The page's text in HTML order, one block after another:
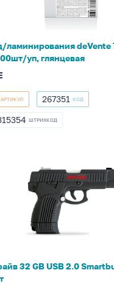
ламинирования deVente
уп, глянцевая
АРТИКУЛ 267351
267351 КОД
ШТРИХКОД
32 GB USB 2.0